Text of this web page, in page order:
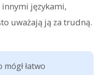
językami,
uważają ją za trudną.
łatwo